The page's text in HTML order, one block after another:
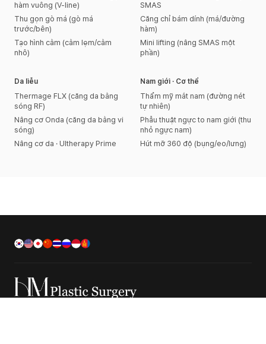
hàm vuông (V-line)
Thu gọn gò má (gò má
trước/bên)
Tạo hình cằm (cằm lẹm/cằm
nhô)
SMAS
Căng chỉ bám dính (má/đường
hàm)
Mini lifting (nâng SMAS một
phần)
Da liễu
Thermage FLX (căng da bằng
sóng RF)
Nâng cơ Onda (căng da bằng vi
sóng)
Nâng cơ da · Ultherapy Prime
Nam giới · Cơ thể
Thẩm mỹ mắt nam (đường nét
tự nhiên)
Phẫu thuật ngực to nam giới (thu
nhỏ ngực nam)
Hút mỡ 360 độ (bụng/eo/lưng)